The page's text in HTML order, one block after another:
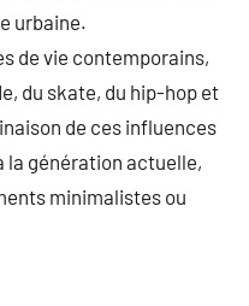
urbaine.
de vie contemporains,
du skate, du hip-hop et
de ces influences
la génération actuelle,
minimalistes ou